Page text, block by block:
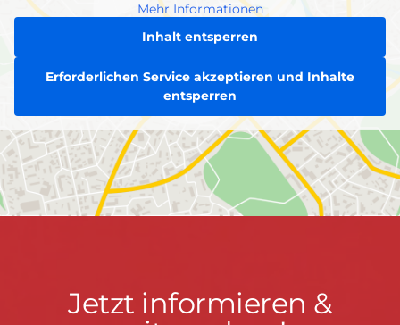
Mehr Informationen
Inhalt entsperren
Erforderlichen Service akzeptieren und Inhalte
entsperren
JetztJetzt informieren &